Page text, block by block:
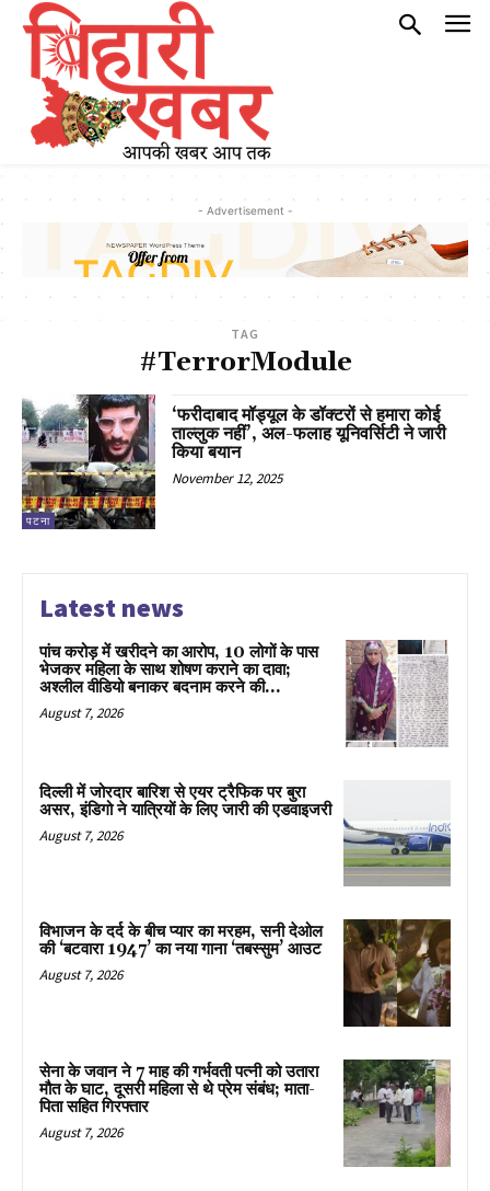
- Advertisement -
TAG
#TerrorModule
पटना
‘फरीदाबाद मॉड्यूल के डॉक्टरों से हमारा कोई
ताल्लुक नहीं’, अल-फलाह यूनिवर्सिटी ने जारी
किया बयान
November 12, 2025
Latest news
पांच करोड़ में खरीदने का आरोप, 10 लोगों के पास
भेजकर महिला के साथ शोषण कराने का दावा;
अश्लील वीडियो बनाकर बदनाम करने की...
August 7, 2026
दिल्ली में जोरदार बारिश से एयर ट्रैफिक पर बुरा
असर, इंडिगो ने यात्रियों के लिए जारी की एडवाइजरी
August 7, 2026
विभाजन के दर्द के बीच प्यार का मरहम, सनी देओल
की ‘बटवारा 1947’ का नया गाना ‘तबस्सुम’ आउट
August 7, 2026
सेना के जवान ने 7 माह की गर्भवती पत्नी को उतारा
मौत के घाट, दूसरी महिला से थे प्रेम संबंध; माता-
पिता सहित गिरफ्तार
August 7, 2026